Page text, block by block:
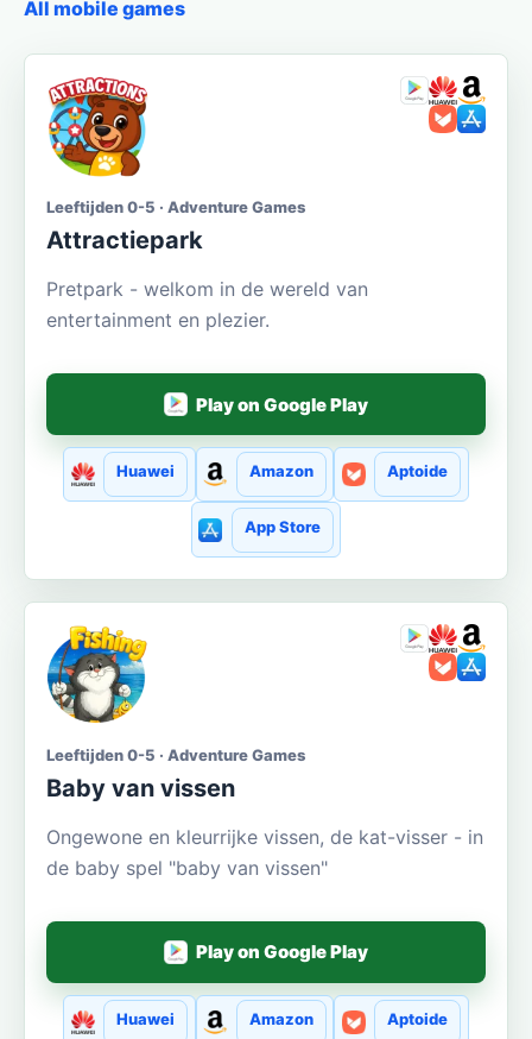
All mobile games
Leeftijden 0-5 · Adventure Games
Attractiepark
Pretpark - welkom in de wereld van
entertainment en plezier.
Play on Google Play
Huawei Amazon Aptoide
App Store
Leeftijden 0-5 · Adventure Games
Baby van vissen
Ongewone en kleurrijke vissen, de kat-visser - in
de baby spel "baby van vissen"
Play on Google Play
Huawei Amazon Aptoide